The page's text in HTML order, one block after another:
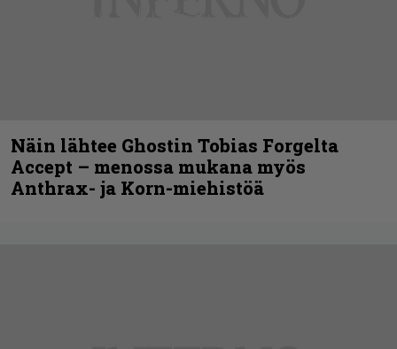
Näin lähtee Ghostin Tobias Forgelta
Accept – menossa mukana myös
Anthrax- ja Korn-miehistöä